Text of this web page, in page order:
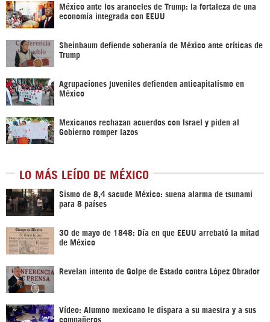
México ante los aranceles de Trump: la fortaleza de una
economía integrada con EEUU
Sheinbaum defiende soberanía de México ante críticas de
Trump
Agrupaciones juveniles defienden anticapitalismo en
México
Mexicanos rechazan acuerdos con Israel y piden al
Gobierno romper lazos
LO MÁS LEÍDO DE MÉXICO
Sismo de 8,4 sacude México: suena alarma de tsunami
para 8 países
30 de mayo de 1848: Día en que EEUU arrebató la mitad
de México
Revelan intento de Golpe de Estado contra López Obrador
Vídeo: Alumno mexicano le dispara a su maestra y a sus
compañeros